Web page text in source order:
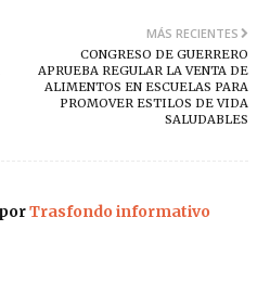
MÁS RECIENTES
CONGRESO DE GUERRERO
APRUEBA REGULAR LA VENTA DE
ALIMENTOS EN ESCUELAS PARA
PROMOVER ESTILOS DE VIDA
SALUDABLES
Trasfondo informativo